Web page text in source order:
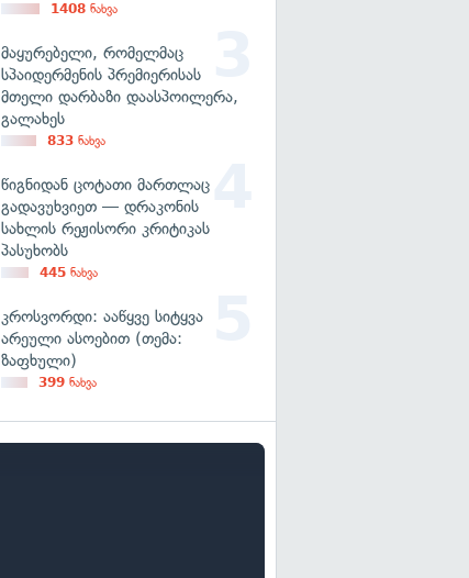
1408 ნახვა
მაყურებელი, რომელმაც
სპაიდერმენის პრემიერისას
მთელი დარბაზი დაასპოილერა,
გალახეს
833 ნახვა
წიგნიდან ცოტათი მართლაც
გადავუხვიეთ — დრაკონის
სახლის რეჟისორი კრიტიკას
პასუხობს
445 ნახვა
კროსვორდი: ააწყვე სიტყვა
არეული ასოებით (თემა:
ზაფხული)
399 ნახვა